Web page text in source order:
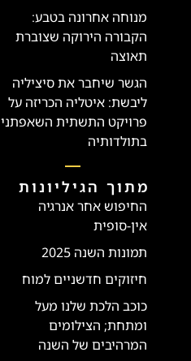
מנוחה אחרונה בטבע:
הקבורה הירוקה שצוברת
תאוצה
הגשר שיחבר את סיציליה
ליבשת: איטליה הכריזה על
פרויקט התשתית השאפתני
בתולדותיה
מתוך הגיליונות
החיפוש אחר אנרגיה
אין-סופית
תמונות השנה 2025
חיזוקים חדשניים למוח
כוכב הלכת שלנו מעל
ומתחת; הצילומים
המרהיבים של השנה